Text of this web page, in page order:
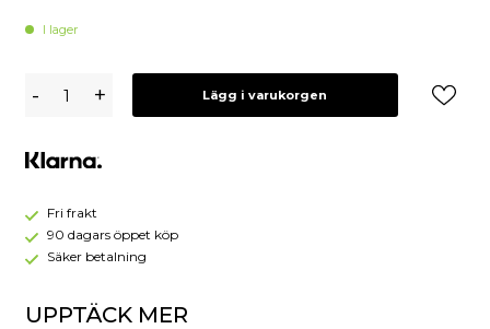
I lager
Svedbom
Armband
/
(Guld)
- + Lägg i varukorgen
Fri frakt
90 dagars öppet köp
Säker betalning
UPPTÄCK MER